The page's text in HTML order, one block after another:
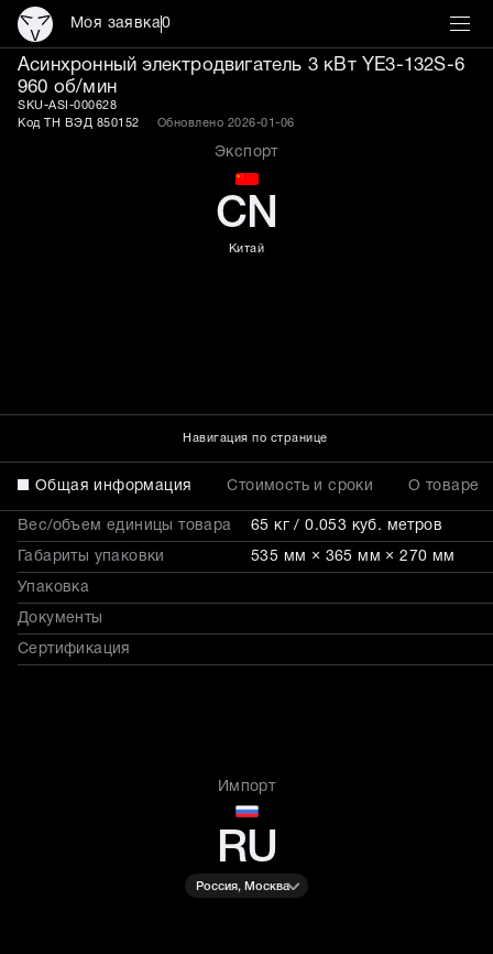
Моя заявка0
Электродвигатель YE3-
Асинхронный электродвигатель 3 кВт YE3-132S-6
960 об/мин
SKU-ASI-000628
Код ТН ВЭД 850152
Обновлено 2026-01-06
Экспорт
CN
Китай
Навигация по странице
Общая информация Стоимость и сроки О товаре
Вес/объем единицы товара 65 кг / 0.053 куб. метров
Габариты упаковки 535 мм × 365 мм × 270 мм
Упаковка
Документы
Сертификация
Импорт
RU
Россия, Москва